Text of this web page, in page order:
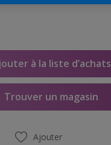
à la liste d’achats
Trouver un magasin
Ajouter